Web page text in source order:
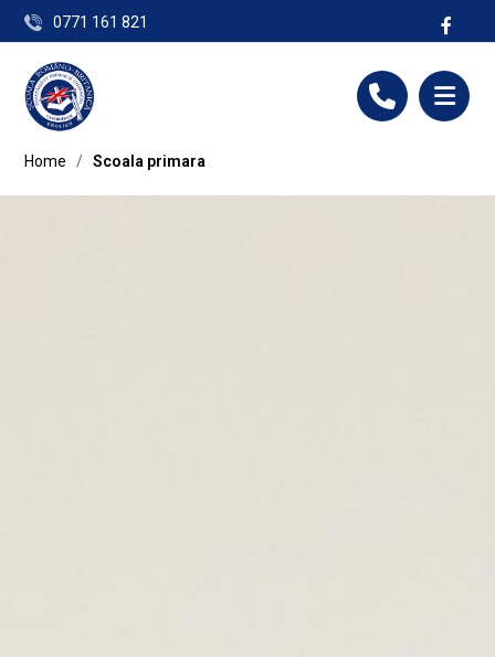
0771 161 821
contact@scoalabritanica.ro
Home / Scoala primara